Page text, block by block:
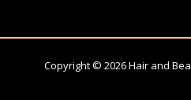
Copyright © 2026 Hair and